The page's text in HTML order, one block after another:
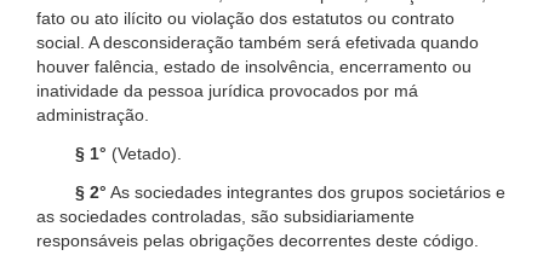
fato ou ato ilícito ou violação dos estatutos ou contrato
social. A desconsideração também será efetivada quando
houver falência, estado de insolvência, encerramento ou
inatividade da pessoa jurídica provocados por má
administração.
§ 1° (Vetado).
§ 2° As sociedades integrantes dos grupos societários e
as sociedades controladas, são subsidiariamente
responsáveis pelas obrigações decorrentes deste código.